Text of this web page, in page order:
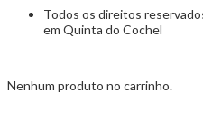
Todos os direitos
em Quinta do Cochel
Nenhum produto no carrinho.